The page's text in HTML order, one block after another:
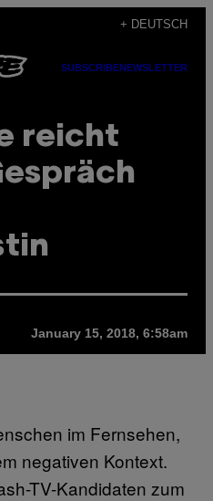
+ DEUTSCH
SUBSCRIBENEWSLETTER
reicht
January 15, 2018, 6:58am
im Fernsehen,
negativen Kontext.
TV-Kandidaten zum